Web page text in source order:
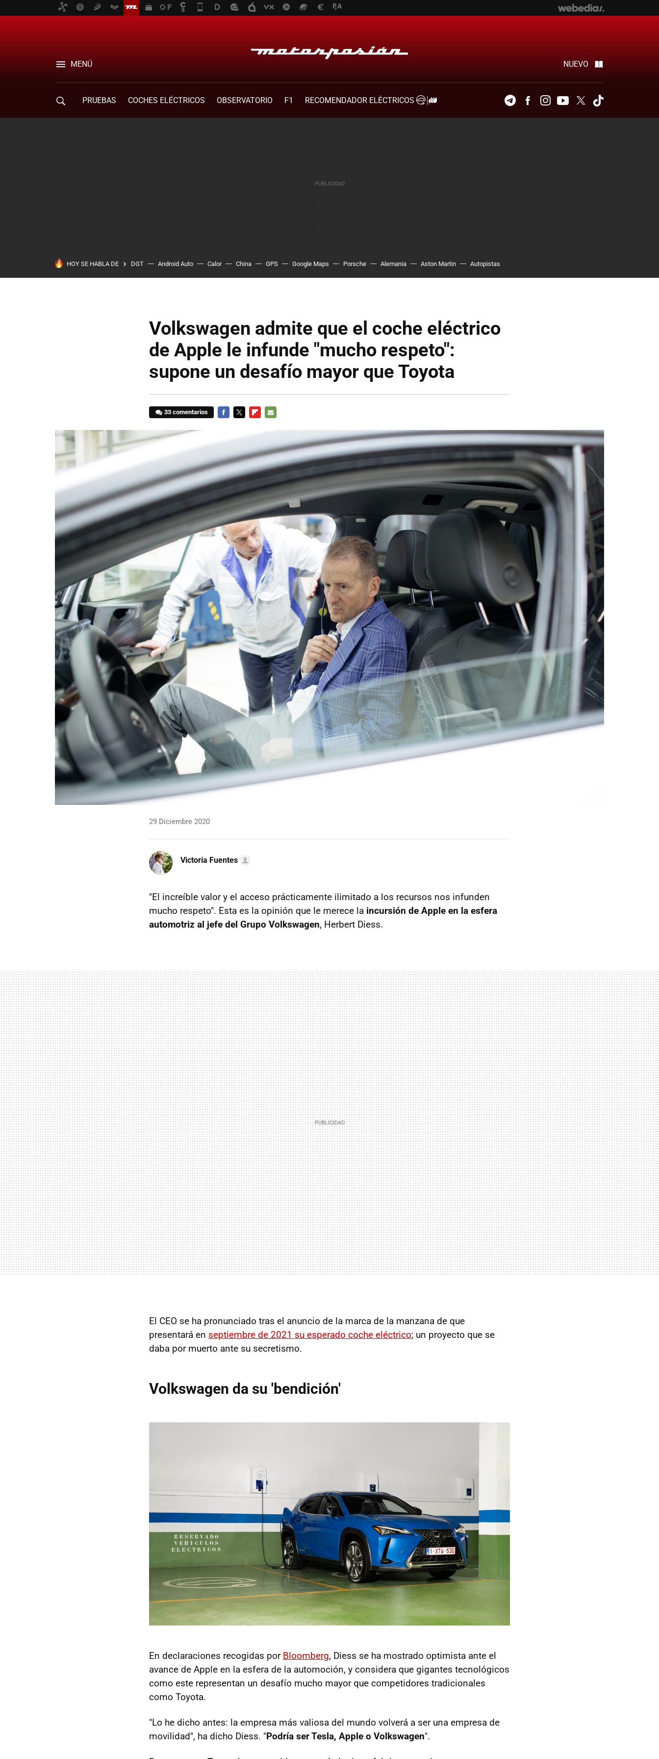
MENÚ NUEVO
PRUEBAS COCHES ELÉCTRICOS OBSERVATORIO F1
RECOMENDADOR ELÉCTRICOS
TelegramFacebookInstagramYoutubeTwitter
HOY SE HABLA DE DGT Android Auto Calor China GPS Google Maps Porsche Alemania Aston Martin Autopistas
Volkswagen admite que el coche eléctrico
de Apple le infunde "mucho respeto":
supone un desafío mayor que Toyota
33 comentarios
29 Diciembre 2020
Victoria Fuentes
"El increíble valor y el acceso prácticamente ilimitado a los recursos nos infunden
mucho respeto". Esta es la opinión que le merece la incursión de Apple en la esfera
automotriz al jefe del Grupo Volkswagen, Herbert Diess.
El CEO se ha pronunciado tras el anuncio de la marca de la manzana de que
presentará en septiembre de 2021 su esperado coche eléctrico; un proyecto que se
daba por muerto ante su secretismo.
Volkswagen da su 'bendición'
En declaraciones recogidas por Bloomberg, Diess se ha mostrado optimista ante el
avance de Apple en la esfera de la automoción, y considera que gigantes tecnológicos
como este representan un desafío mucho mayor que competidores tradicionales
como Toyota.
"Lo he dicho antes: la empresa más valiosa del mundo volverá a ser una empresa de
movilidad", ha dicho Diess. "Podría ser Tesla, Apple o Volkswagen".